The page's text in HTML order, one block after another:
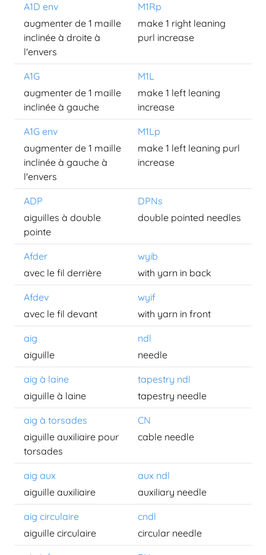
A1D env
M1Rp
augmenter de 1 maille
inclinée à droite à
l'envers
make 1 right leaning
purl increase
A1G
M1L
augmenter de 1 maille
inclinée à gauche
make 1 left leaning
increase
A1G env
M1Lp
augmenter de 1 maille
inclinée à gauche à
l'envers
make 1 left leaning purl
increase
ADP
DPNs
aiguilles à double
pointe
double pointed needles
Afder
wyib
avec le fil derrière
with yarn in back
Afdev
wyif
avec le fil devant
with yarn in front
aig
ndl
aiguille
needle
aig à laine
tapestry ndl
aiguille à laine
tapestry needle
aig à torsades
CN
aiguille auxiliaire pour
torsades
cable needle
aig aux
aux ndl
aiguille auxiliaire
auxiliary needle
aig circulaire
cndl
aiguille circulaire
circular needle